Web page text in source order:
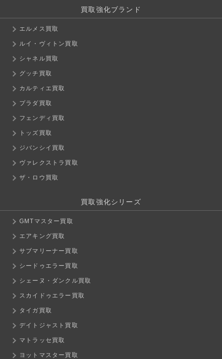
買取強化ブランド
エルメス買取
ルイ・ヴィトン買取
シャネル買取
グッチ買取
カルティエ買取
プラダ買取
フェンディ買取
トッズ買取
ジバンシイ買取
ヴァレクストラ買取
ザ・ロウ買取
買取強化シリーズ
GMTマスター買取
エアキング買取
サブマリーナー買取
シードゥエラー買取
シェーヌ・ダンクル買取
スカイドゥエラー買取
タイガ買取
デイトジャスト買取
マトラッセ買取
ヨットマスター買取